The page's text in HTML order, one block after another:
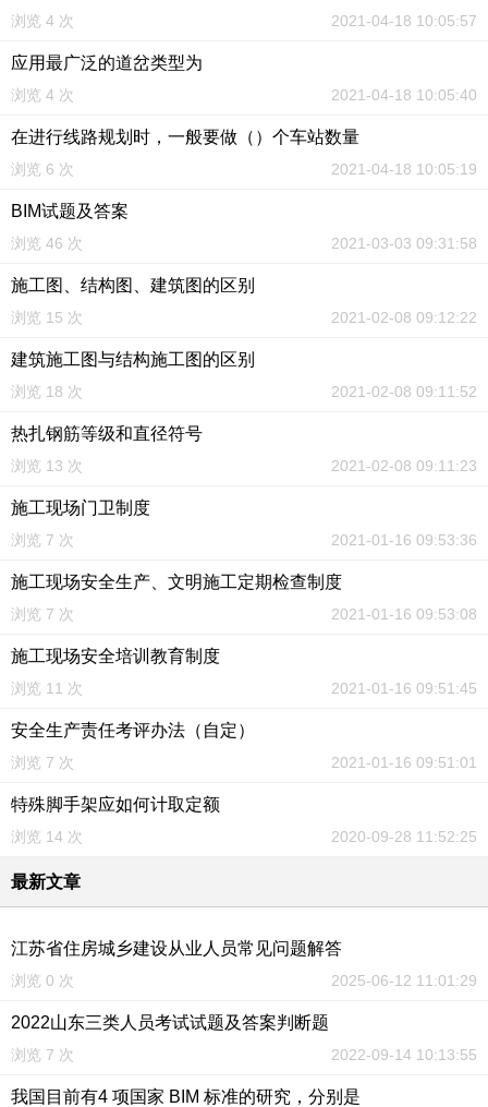
浏览 4 次 2021-04-18 10:05:57
应用最广泛的道岔类型为
浏览 4 次 2021-04-18 10:05:40
在进行线路规划时，一般要做（）个车站数量
浏览 6 次 2021-04-18 10:05:19
BIM试题及答案
浏览 46 次 2021-03-03 09:31:58
施工图、结构图、建筑图的区别
浏览 15 次 2021-02-08 09:12:22
建筑施工图与结构施工图的区别
浏览 18 次 2021-02-08 09:11:52
热扎钢筋等级和直径符号
浏览 13 次 2021-02-08 09:11:23
施工现场门卫制度
浏览 7 次 2021-01-16 09:53:36
施工现场安全生产、文明施工定期检查制度
浏览 7 次 2021-01-16 09:53:08
施工现场安全培训教育制度
浏览 11 次 2021-01-16 09:51:45
安全生产责任考评办法（自定）
浏览 7 次 2021-01-16 09:51:01
特殊脚手架应如何计取定额
浏览 14 次 2020-09-28 11:52:25
最新文章
江苏省住房城乡建设从业人员常见问题解答
浏览 0 次 2025-06-12 11:01:29
2022山东三类人员考试试题及答案判断题
浏览 7 次 2022-09-14 10:13:55
我国目前有4 项国家 BIM 标准的研究，分别是